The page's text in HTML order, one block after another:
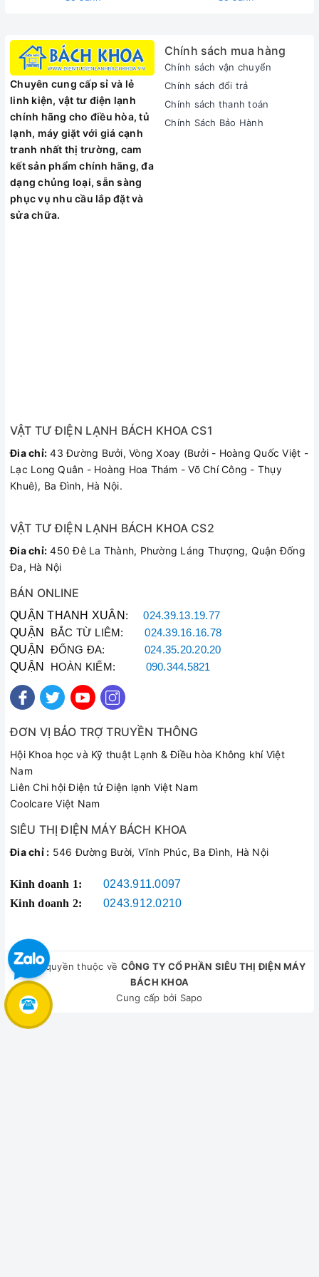
Trang bị công nghệ Inverter mang lại hiệu quả tiết kiệm
điện
được trang bị công nghệ Inverter – có khả năng kiểm
Tăng khả năng giặt sạch quần áo với lồng giặt Lily độc
đáo
Lồng giặt Lily được thiết kế với nhiều lỗ tròn đặc biệt, giúp
hơn, góp phần làm tăng hiệu quả giặt sạch.
Diệt khuẩn, giảm nhăn quần áo nhờ Vapour Care
có tích hợp Vapour Care – công nghệ giặt hơi nước hiện đại,
mang lại hiệu quả diệt khuẩn tối ưu trên quần áo khi nhiệt độ
giặt có thể lên đến 70 độ C.
Ngoài ra, công nghệ này còn giúp cho quần áo nhà bạn giảm
bớt được độ nhăn sau khi giặt.
Công nghệ OKO MIX hòa tan bột giặt nhanh chóng, nâng
cao hiệu quả giặt sạch
Nhờ có công nghệ Oko Mix mà bột giặt được hòa tan nhanh
Chuyên cung cấp sỉ và lẻ
linh kiện, vật tư điện lạnh
chính hãng cho điều hòa, tủ
lạnh, máy giặt với giá cạnh
tranh nhất thị trường, cam
kết sản phẩm chính hãng, đa
dạng chủng loại, sẵn sàng
phục vụ nhu cầu lắp đặt và
sửa chữa.
Chính sách mua hàng
Chính sách vận chuyển
Chính sách đổi trả
Chính sách thanh toán
Chính Sách Bảo Hành
VẬT TƯ ĐIỆN LẠNH BÁCH KHOA CS1
Đia chỉ: 43 Đường Bưởi, Vòng Xoay (Bưởi - Hoàng Quốc Việt -
Lạc Long Quân - Hoàng Hoa Thám - Võ Chí Công - Thụy
Khuê), Ba Đình, Hà Nội.
VẬT TƯ ĐIỆN LẠNH BÁCH KHOA CS2
Đia chỉ: 450 Đê La Thành, Phường Láng Thượng, Quận Đống
Đa, Hà Nội
BÁN ONLINE
QUẬN THANH XUÂN :024.39.13.19.77
QUẬN BẮC TỪ LIÊM:024.39.16.16.78
QUẬN ĐỐNG ĐA: 024.35.20.20.20
QUẬN HOÀN KIẾM: 090.344.5821
ĐƠN VỊ BẢO TRỢ TRUYỀN THÔNG
Hội Khoa học và Kỹ thuật Lạnh & Điều hòa Không khí Việt
Nam
Liên Chi hội Điện tử Điện lạnh Việt Nam
Coolcare Việt Nam
SIÊU THỊ ĐIỆN MÁY BÁCH KHOA
Đia chỉ : 546 Đường Bười, Vĩnh Phúc, Ba Đình, Hà Nội
Kinh doanh 1:
0243.911.0097
Kinh doanh 2:
0243.912.0210
© Bản quyền thuộc về CÔNG TY CỔ PHẦN SIÊU THỊ ĐIỆN MÁY
BÁCH KHOA
Cung cấp bởi Sapo